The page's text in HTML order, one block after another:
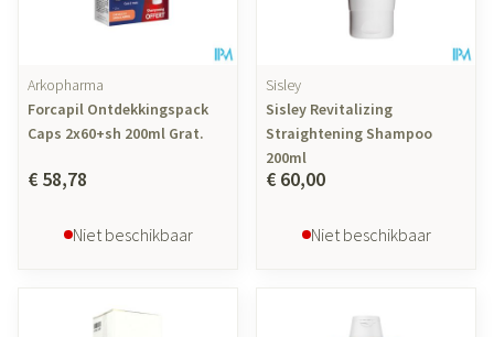
Arkopharma
Forcapil Ontdekkingspack
Caps 2x60+sh 200ml Grat.
€ 58,78
Niet beschikbaar
Sisley
Sisley Revitalizing
Straightening Shampoo
200ml
€ 60,00
Niet beschikbaar